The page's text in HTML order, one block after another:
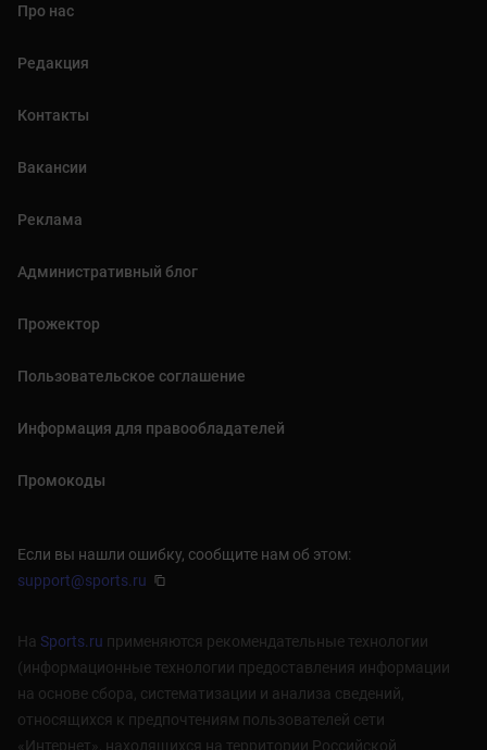
Про нас
Редакция
Контакты
Вакансии
Реклама
Административный блог
Прожектор
Пользовательское соглашение
Информация для правообладателей
Промокоды
Если вы нашли ошибку, сообщите нам об этом:
support@sports.ru
На Sports.ru применяются рекомендательные технологии
(информационные технологии предоставления информации
на основе сбора, систематизации и анализа сведений,
относящихся к предпочтениям пользователей сети
«Интернет», находящихся на территории Российской